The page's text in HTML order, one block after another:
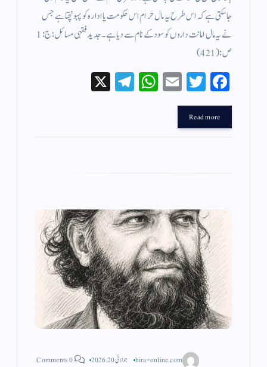
جاسکتی ہے کہ اس طرح یہ مال حرام اس حکومت یا ادارہ کو پہونچتا ہے جس
نے یہ مال امانت داروں کو سود کے نام سے دیا ہے ۔ جدید فقہی مسائل : ج : 1
ص: (421 )
Fa
ce
bo
ok
T
wi
r
E
m
W
ha
Te
le
Read more
hira-online.com جولائی 20, 2026